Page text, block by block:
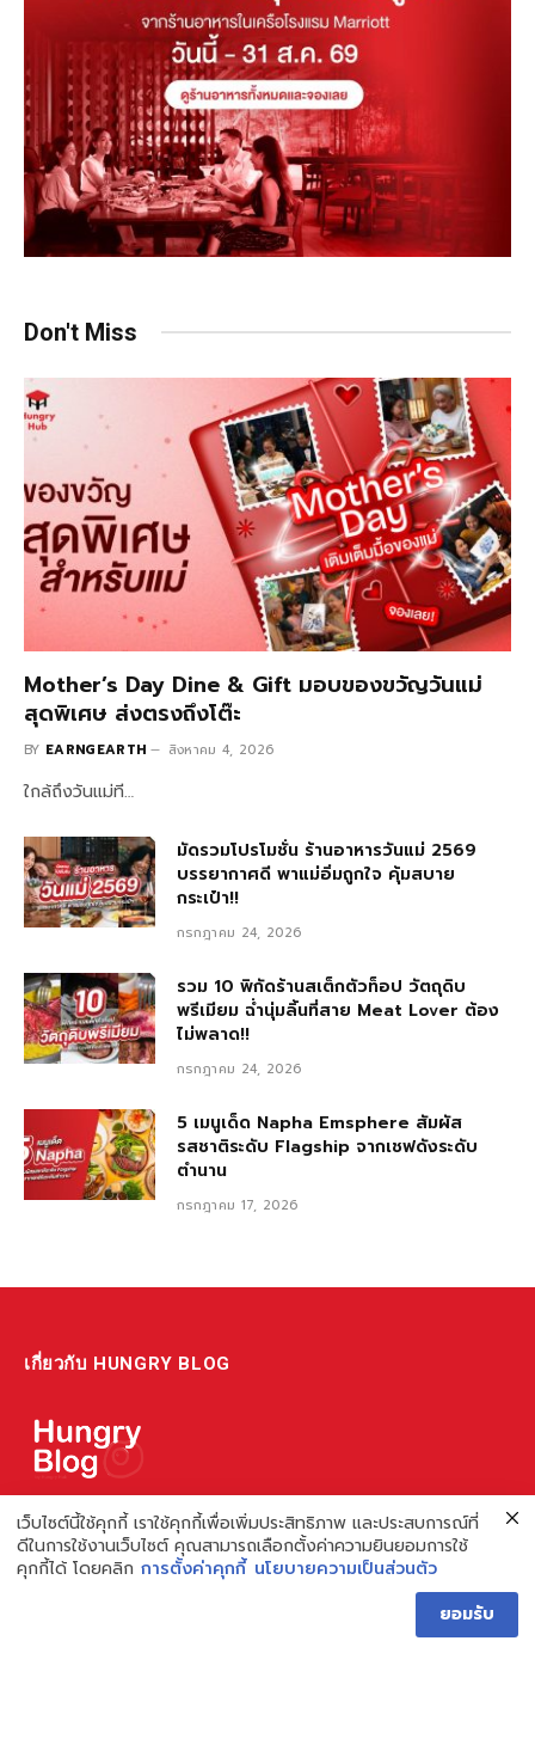
Don't Miss
Mother’s Day Dine & Gift มอบของขวัญวันแม่
สุดพิเศษ ส่งตรงถึงโต๊ะ
BY EARNGEARTH สิงหาคม 4, 2026
ใกล้ถึงวันแม่ที…
มัดรวมโปรโมชั่น ร้านอาหารวันแม่ 2569
บรรยากาศดี พาแม่อิ่มถูกใจ คุ้มสบาย
กระเป๋า!!
กรกฎาคม 24, 2026
รวม 10 พิกัดร้านสเต็กตัวท็อป วัตถุดิบ
พรีเมียม ฉ่ำนุ่มลิ้นที่สาย Meat Lover ต้อง
ไม่พลาด!!
กรกฎาคม 24, 2026
5 เมนูเด็ด Napha Emsphere สัมผัส
รสชาติระดับ Flagship จากเชฟดังระดับ
ตำนาน
กรกฎาคม 17, 2026
เกี่ยวกับ HUNGRY BLOG
แหล่งรวมข้อมูล ข่าวสาร เกี่ยวกับร้านอาหารและเรื่องกิน ไม่ว่าจะเป็น
รีวิว ชี้เป้า รวมถึงความรู้ต่างๆ ที่เราอยากแชร์!
ไม่พอ เรายังมีความรู้เกี่ยวกับการทำร้านอาหาร เพื่อผู้ประกอบการ ที่
เว็บไซต์นี้ใช้คุกกี้ เราใช้คุกกี้เพื่อเพิ่มประสิทธิภาพ และประสบการณ์ที่
ดีในการใช้งานเว็บไซต์ คุณสามารถเลือกตั้งค่าความยินยอมการใช้
คุกกี้ได้ โดยคลิก การตั้งค่าคุกกี้ นโยบายความเป็นส่วนตัว
ยอมรับ